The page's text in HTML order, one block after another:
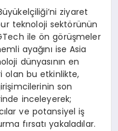
ziyaret
teknoloji sektörünün
ile ön görüşmeler
ayağını ise Asia
dünyasının en
olan bu etkinlikte,
son
inceleyerek;
ve potansiyel iş
fırsatı yakaladılar.